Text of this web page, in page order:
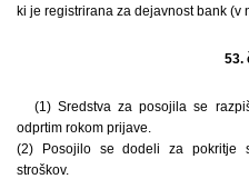
ki je registrirana za dejavnost bank (v
53.
(1) Sredstva za posojila se
odprtim rokom prijave.
(2) Posojilo se dodeli za pokritje
stroškov.